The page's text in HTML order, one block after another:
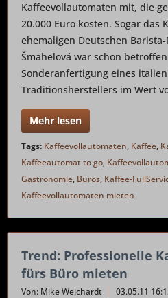
Kaffeevollautomaten mit, die
20.000 Euro kosten. Sogar das
ehemaligen Deutschen
Šmahelová war schon
Sonderanfertigung eines
Traditionsherstellers im Wert
Mehr lesen
Tags: Kaffeevollautomaten, Kaffee,
Kaffeeautomat to go,
Gastronomie, Büros, Kaffee-
Kaffeevollautomaten mieten
Trend: Professionelle
fürs Büro mieten
Von: Mike Weichardt 03.05.11